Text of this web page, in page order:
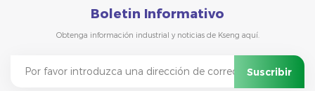
Boletin Informativo
Obtenga información industrial y noticias de Kseng aquí.